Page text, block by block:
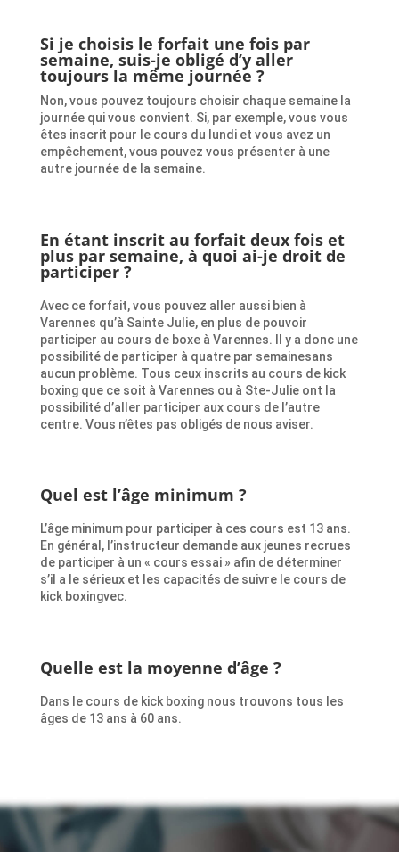
Si je choisis le forfait une fois par
semaine, suis-je obligé d’y aller
toujours la même journée ?
Non, vous pouvez toujours choisir chaque semaine la
journée qui vous convient. Si, par exemple, vous vous
êtes inscrit pour le cours du lundi et vous avez un
empêchement, vous pouvez vous présenter à une
autre journée de la semaine.
En étant inscrit au forfait deux fois et
plus par semaine, à quoi ai-je droit de
participer ?
Avec ce forfait, vous pouvez aller aussi bien à
Varennes qu’à Sainte Julie, en plus de pouvoir
participer au cours de boxe à Varennes. Il y a donc une
possibilité de participer à quatre par semainesans
aucun problème. Tous ceux inscrits au cours de kick
boxing que ce soit à Varennes ou à Ste-Julie ont la
possibilité d’aller participer aux cours de l’autre
centre. Vous n’êtes pas obligés de nous aviser.
Quel est l’âge minimum ?
L’âge minimum pour participer à ces cours est 13 ans.
En général, l’instructeur demande aux jeunes recrues
de participer à un « cours essai » afin de déterminer
s’il a le sérieux et les capacités de suivre le cours de
kick boxingvec.
Quelle est la moyenne d’âge ?
Dans le cours de kick boxing nous trouvons tous les
âges de 13 ans à 60 ans.